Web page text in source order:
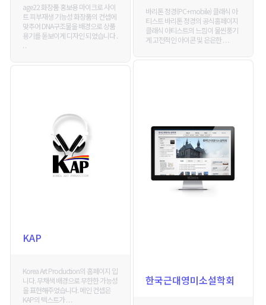
바리톤 정경(PC+mobile) 클래식 아
티스트 바리톤 정경의 공식홈페이지
클래식 아티스트의 느낌이 물씬풍기
게 고전적인 아이콘 및 은은한 . . .
age22 화장품 홍보용 마이크로 사이
트 피부재생 기능성 화장품의 컨셉에
맞추어 DNA구조물을 배경으로 상품
용기를 돋보이게 디자인 되었습니다 .
. .
한국근대영미소설학회
KAP
Korea Art Production의 홈페이지 입
니다. 무채색 배경으로 무한한 가능성
을 표현해주었습니다. 메인 컨셉은
KAP의 텍스트가 . . .